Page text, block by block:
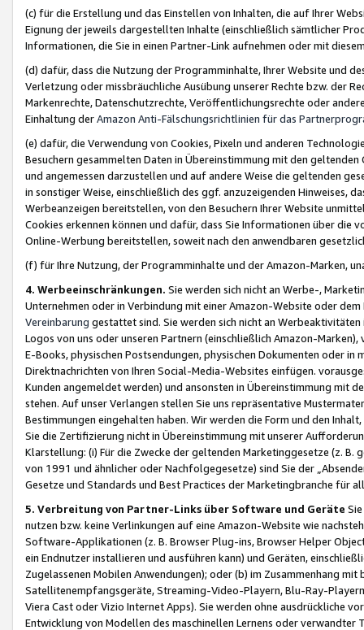
(c) für die Erstellung und das Einstellen von Inhalten, die auf Ihrer
Eignung der jeweils dargestellten Inhalte (einschließlich sämtlicher
Informationen, die Sie in einen Partner-Link aufnehmen oder mit
(d) dafür, dass die Nutzung der Programminhalte, Ihrer Website und
Verletzung oder missbräuchliche Ausübung unserer Rechte bzw. der
Markenrechte, Datenschutzrechte, Veröffentlichungsrechte oder
Einhaltung derAmazon Anti-Fälschungsrichtlinien für das
(e) dafür, die Verwendung von Cookies, Pixeln und anderen
Besuchern gesammelten Daten in Übereinstimmung mit den
und angemessen darzustellen und auf andere Weise die geltenden
in sonstiger Weise, einschließlich des ggf. anzuzeigenden Hinweises,
Werbeanzeigen bereitstellen, von den Besuchern Ihrer Website
Cookies erkennen können und dafür, dass Sie Informationen über die
Online-Werbung bereitstellen, soweit nach den anwendbaren
(f) für Ihre Nutzung, der Programminhalte und der Amazon-Marken,
4. Werbeeinschränkungen. Sie werden sich nicht an Werbe-,
Unternehmen oder in Verbindung mit einer Amazon-Website oder
Vereinbarung gestattet sind. Sie werden sich nicht an
Logos von uns oder unseren Partnern (einschließlich Amazon-
E-Books, physischen Postsendungen, physischen Dokumenten oder in
Direktnachrichten von Ihren Social-Media-Websites einfügen.
Kunden angemeldet werden) und ansonsten in Übereinstimmung mit
stehen. Auf unser Verlangen stellen Sie uns repräsentative
Bestimmungen eingehalten haben. Wir werden die Form und den
Sie die Zertifizierung nicht in Übereinstimmung mit unserer
Klarstellung: (i) Für die Zwecke der geltenden Marketinggesetze (z. B.
von 1991 und ähnlicher oder Nachfolgegesetze) sind Sie der
Gesetze und Standards und Best Practices der Marketingbranche für
5. Verbreitung von Partner-Links über Software und Geräte
nutzen bzw. keine Verlinkungen auf eine Amazon-Website wie
Software-Applikationen (z. B. Browser Plug-ins, Browser Helper
ein Endnutzer installieren und ausführen kann) und Geräten,
Zugelassenen Mobilen Anwendungen); oder (b) im Zusammenhang
Satellitenempfangsgeräte, Streaming-Video-Playern, Blu-Ray-
Viera Cast oder Vizio Internet Apps). Sie werden ohne ausdrückliche
Entwicklung von Modellen des maschinellen Lernens oder